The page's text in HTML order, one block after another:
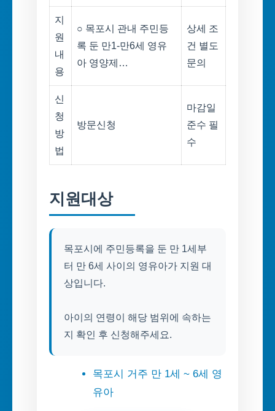
지
원
내
용
○ 목포시 관내 주민등
록 둔 만1-만6세 영유
아 영양제…
상세 조
건 별도
문의
신
청
방
법
방문신청
마감일
준수 필
수
지원대상
목포시에 주민등록을 둔 만 1세부
터 만 6세 사이의 영유아가 지원 대
상입니다.
아이의 연령이 해당 범위에 속하는
지 확인 후 신청해주세요.
목포시 거주 만 1세 ~ 6세 영
유아